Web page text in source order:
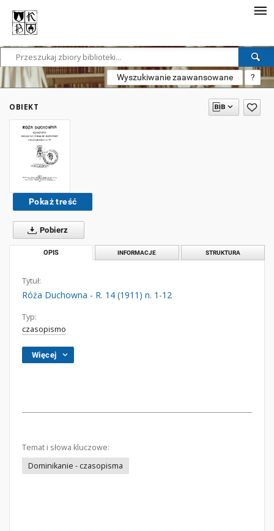
Wyszukiwanie zaawansowane ?
OBIEKT
Pokaż treść
Pobierz
OPIS INFORMACJE STRUKTURA
Tytuł:
Róża Duchowna - R. 14 (1911) n. 1-12
Typ:
czasopismo
Więcej
Temat i słowa kluczowe:
Dominikanie - czasopisma